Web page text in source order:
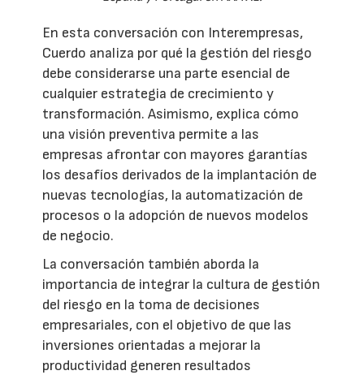
En esta conversación con Interempresas,
Cuerdo analiza por qué la gestión del riesgo
debe considerarse una parte esencial de
cualquier estrategia de crecimiento y
transformación. Asimismo, explica cómo
una visión preventiva permite a las
empresas afrontar con mayores garantías
los desafíos derivados de la implantación de
nuevas tecnologías, la automatización de
procesos o la adopción de nuevos modelos
de negocio.
La conversación también aborda la
importancia de integrar la cultura de gestión
del riesgo en la toma de decisiones
empresariales, con el objetivo de que las
inversiones orientadas a mejorar la
productividad generen resultados